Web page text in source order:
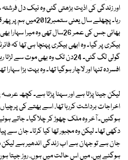
اور زندگی کی اذیت بڑھتی گئی وہ نیک دل
رہا۔ پچھلے سال یعنی
بھائی جس کی عمر 26سال تھی وہ
بیکری پر گیا۔ وہ ابھی بیکری پہنچا ہی تھا کہ
گولی لگ گئی۔ 24دن تک وہ بھی موت سے
افسردہ تنہا اور لاچار ہوگیا تھا۔ وہ بہت بڑا سہارا
لیکن جینا پڑتا ہے اور سہنا پڑتا ہے۔ کچھ
اخراجات برداشت کررہا تھا، اسے بھتے کی
ہوگئیں۔ آخر وہ ملک چھوڑ کر چلاگیا۔
دکھی تھا۔ لیکن وہ مجبور تھا کیا کرتا۔ جان سے
جان ہے تو جہان ہے اب زندگی اندھیر ہے
ہوگئے ہیں، میں اس حالت میں ہوں، روز جیتا